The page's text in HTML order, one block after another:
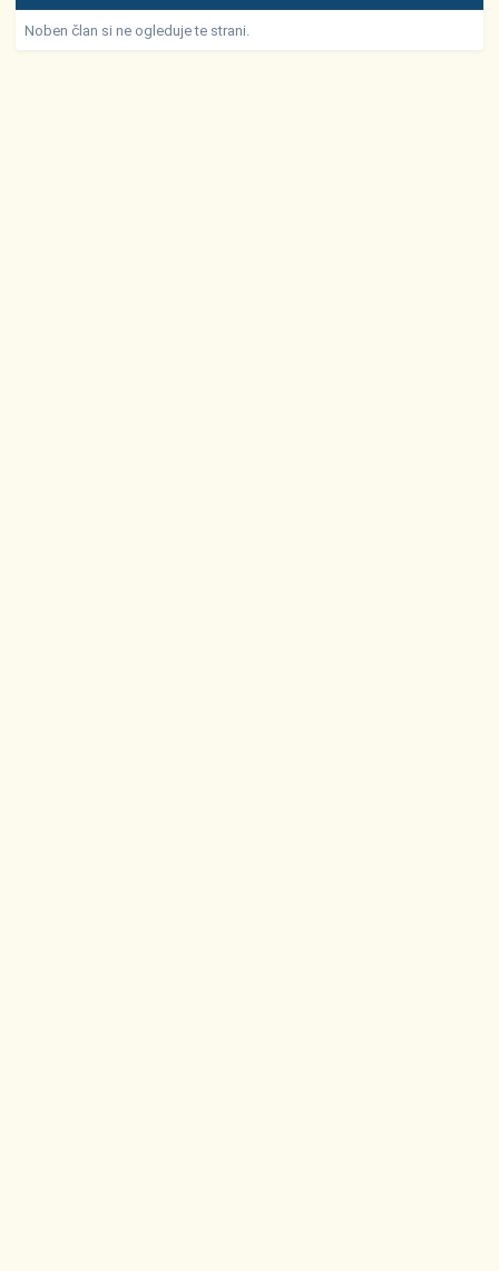
Noben član si ne ogleduje te strani.